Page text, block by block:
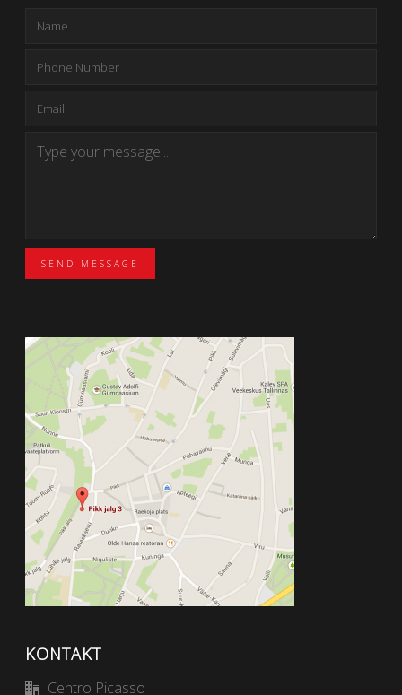
SEND MESSAGE
KONTAKT
Centro Picasso